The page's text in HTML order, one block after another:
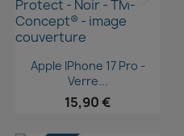
Aperçu rapide
Apple IPhone 17 Pro -
Verre...
15,90 €